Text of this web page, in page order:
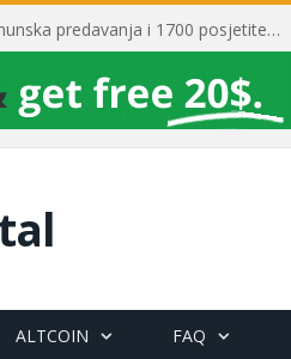
Toni Milun postao “milijarder”! Vrhunska predavanja i 1700 posjetitelja obilježili su mjesec financijske pismenosti
ALTCOIN FAQ